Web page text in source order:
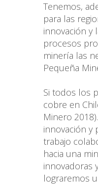
Tenemos,
para las
innovación y
procesos
minería las
Pequeña
Si todos los
cobre en
Minero
innovación y
trabajo
hacia una
innovadoras
lograremos